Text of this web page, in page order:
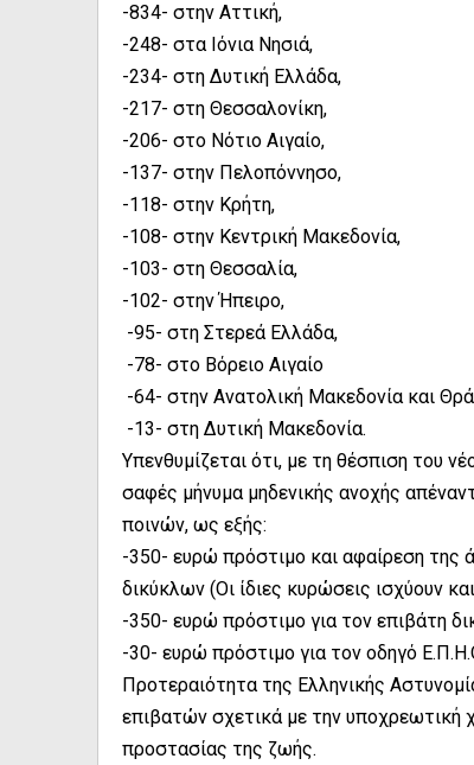
-834- στην Αττική,
-248- στα Ιόνια Νησιά,
-234- στη Δυτική Ελλάδα,
-217- στη Θεσσαλονίκη,
-206- στο Νότιο Αιγαίο,
-137- στην Πελοπόννησο,
-118- στην Κρήτη,
-108- στην Κεντρική Μακεδονία,
-103- στη Θεσσαλία,
-102- στην Ήπειρο,
-95- στη Στερεά Ελλάδα,
-78- στο Βόρειο Αιγαίο
-64- στην Ανατολική Μακεδονία και
-13- στη Δυτική Μακεδονία.
Υπενθυμίζεται ότι, με τη θέσπιση του
σαφές μήνυμα μηδενικής ανοχής
ποινών, ως εξής:
-350- ευρώ πρόστιμο και αφαίρεση της
δικύκλων (Οι ίδιες κυρώσεις ισχύουν
-350- ευρώ πρόστιμο για τον επιβάτη
-30- ευρώ πρόστιμο για τον οδηγό
Προτεραιότητα της Ελληνικής
επιβατών σχετικά με την υποχρεωτική
προστασίας της ζωής.